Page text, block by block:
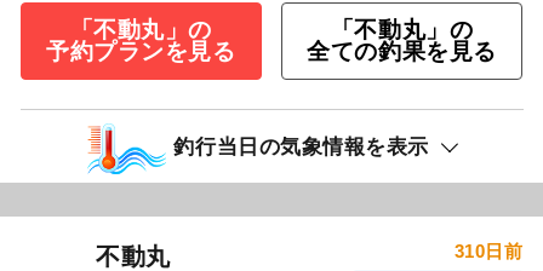
「不動丸」の
予約プランを見る
「不動丸」の
全ての釣果を見る
釣行当日の気象情報を表示
不動丸 310日前